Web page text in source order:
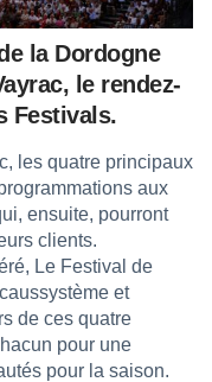
la Dordogne
le rendez-
Festivals.
les quatre principaux
aux
ensuite, pourront
clients.
Le Festival de
et
de ces quatre
pour une
pour la saison.